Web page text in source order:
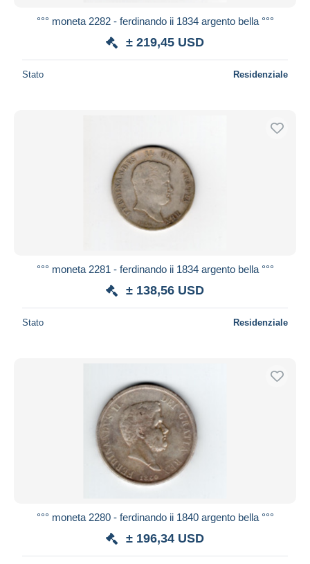
°°° moneta 2282 - ferdinando ii 1834 argento bella °°°
± 219,45 USD
Stato Residenziale
°°° moneta 2281 - ferdinando ii 1834 argento bella °°°
± 138,56 USD
Stato Residenziale
°°° moneta 2280 - ferdinando ii 1840 argento bella °°°
± 196,34 USD